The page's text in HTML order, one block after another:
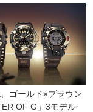
ゴールド×ブラウン
OF G」3モデル